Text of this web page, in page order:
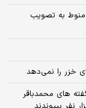
منوط به تصویب
خزر را نمی‌دهد
در گفته های محمدباقر